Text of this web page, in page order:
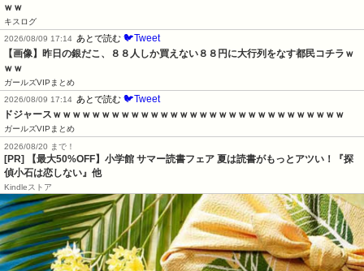
ｗｗ
キスログ
2026/08/09 17:14 あとで読む 🐦Tweet
【画像】昨日の銀だこ、８８人しか買えない８８円に大行列をなす都民コチラｗ
ｗｗ
ガールズVIPまとめ
2026/08/09 17:14 あとで読む 🐦Tweet
ドジャースｗｗｗｗｗｗｗｗｗｗｗｗｗｗｗｗｗｗｗｗｗｗｗｗｗｗｗｗｗｗ
ガールズVIPまとめ
2026/08/20 まで！
[PR]
【最大50%OFF】小学館 サマー読書フェア 夏は読書がもっとアツい！『探
偵小石は恋しない』他
Kindleストア